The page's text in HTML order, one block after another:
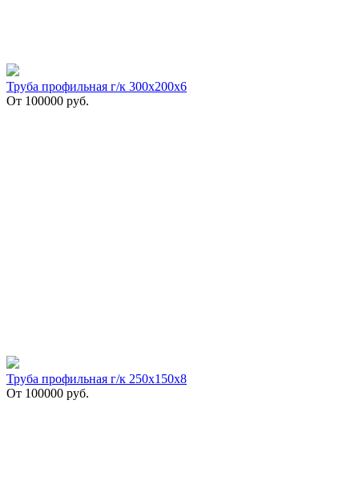
Труба профильная г/к 300х200х6
От 100000 руб.
Труба профильная г/к 250х150х8
От 100000 руб.